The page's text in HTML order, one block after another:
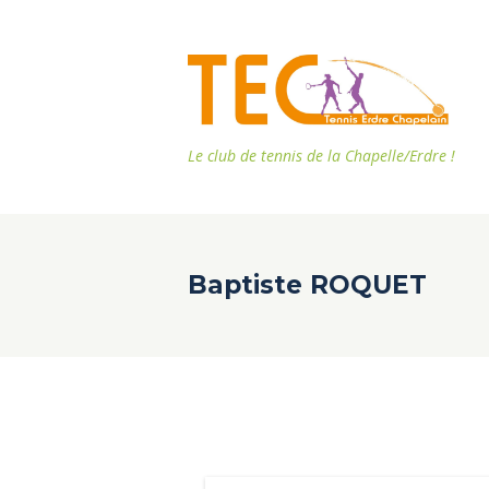
Le club de tennis de la Chapelle/Erdre !
Baptiste ROQUET